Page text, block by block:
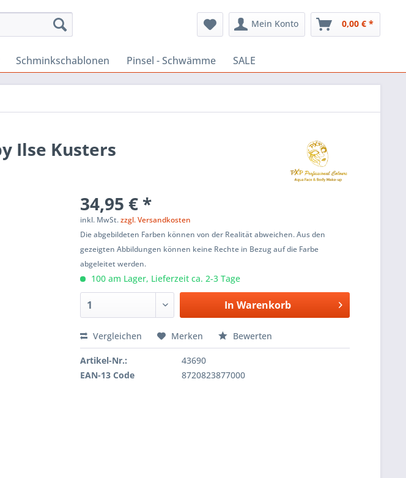
Mein Konto 0,00 € *
Schminkschablonen Pinsel - Schwämme SALE
Ilse Kusters
34,95 € *
inkl. MwSt.zzgl. Versandkosten
Die abgebildeten Farben können von der Realität abweichen. Aus den
gezeigten Abbildungen können keine Rechte in Bezug auf die Farbe
abgeleitet werden.
100 am Lager, Lieferzeit ca. 2-3 Tage
In Warenkorb
Vergleichen Merken Bewerten
Artikel-Nr.:
43690
EAN-13 Code
8720823877000